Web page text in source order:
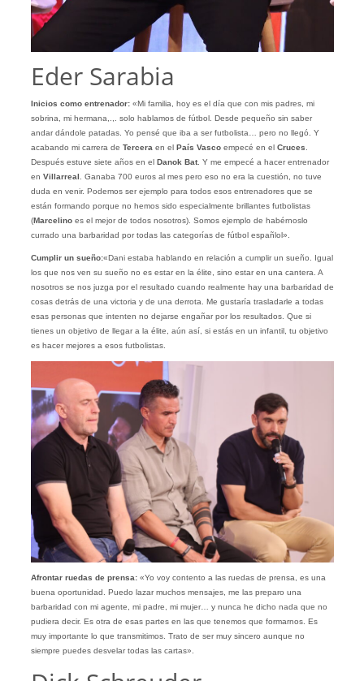
Eder Sarabia
Inicios como entrenador: «Mi familia, hoy es el día que con mis padres, mi
sobrina, mi hermana,.,. solo hablamos de fútbol. Desde pequeño sin saber
andar dándole patadas. Yo pensé que iba a ser futbolista… pero no llegó. Y
acabando mi carrera de Tercera en elPaís Vascoempecé en el Cruces
Después estuve siete años en elDanok Bat. Y me empecé a hacer entrenador
en Villarreal . Ganaba 700 euros al mes pero eso no era la cuestión, no tuve
duda en venir. Podemos ser ejemplo para todos esos entrenadores que se
están formando porque no hemos sido especialmente brillantes futbolistas
(Marcelinoes el mejor de todos nosotros). Somos ejemplo de habérnoslo
currado una barbaridad por todas las categorías de fútbol españlol».
Cumplir un sueño:«Dani estaba hablando en relación a cumplir un sueño. Igual
los que nos ven su sueño no es estar en la élite, sino estar en una cantera. A
nosotros se nos juzga por el resultado cuando realmente hay una barbaridad de
cosas detrás de una victoria y de una derrota. Me gustaría trasladarle a todas
esas personas que intenten no dejarse engañar por los resultados. Que si
tienes un objetivo de llegar a la élite, aún así, si estás en un infantil, tu objetivo
es hacer mejores a esos futbolistas.
Afrontar ruedas de prensa: «Yo voy contento a las ruedas de prensa, es una
buena oportunidad. Puedo lazar muchos mensajes, me las preparo una
barbaridad con mi agente, mi padre, mi mujer… y nunca he dicho nada que no
pudiera decir. Es otra de esas partes en las que tenemos que formarnos. Es
muy importante lo que transmitimos. Trato de ser muy sincero aunque no
siempre puedes desvelar todas las cartas».